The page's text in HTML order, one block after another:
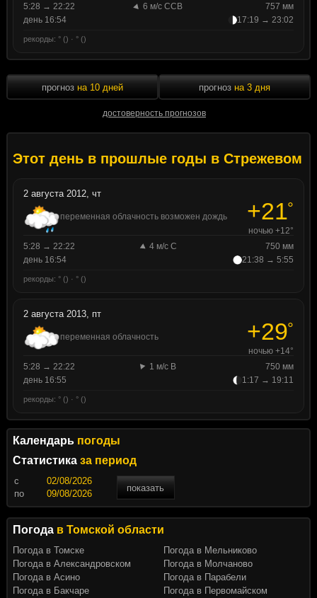
5:28 → 22:22
6 м/с ССВ
757 мм
день 16:54
17:19 → 23:02
рекорды: ° () · ° ()
прогноз на 10 дней
достоверность прогнозов
прогноз на 3 дня
Этот день в прошлые годы в Стрежевом
2 августа 2012, чт
переменная облачность возможен дождь +21°
ночью +12°
5:28 → 22:22
4 м/с С
750 мм
день 16:54
21:38 → 5:55
рекорды: ° () · ° ()
2 августа 2013, пт
переменная облачность +29°
ночью +14°
5:28 → 22:22
1 м/с В
750 мм
день 16:55
1:17 → 19:11
рекорды: ° () · ° ()
Календарь погоды
Статистика за период
c
показать
по
Погода в Томской области
Погода в Томске
Погода в Александровском
Погода в Асино
Погода в Бакчаре
Погода в Мельниково
Погода в Молчаново
Погода в Парабели
Погода в Первомайском